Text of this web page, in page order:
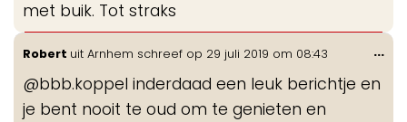
met buik. Tot straks
Robert uit Arnhem schreef op 29 juli 2019 om 08:43
@bbb.koppel inderdaad een leuk berichtje en
je bent nooit te oud om te genieten en
...